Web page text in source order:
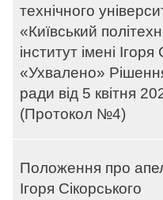
технічного
«Київський
інститут імені
«Ухвалено»
ради від 5 квітня
(Протокол №4)
Положення про
Ігоря Сікорського